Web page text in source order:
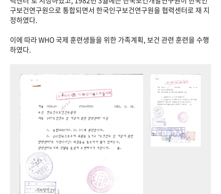
구보건연구원으로 통합되면서 한국인구보건연구원을 협력센터로 재 지
정하였다.
이에 따라 WHO 국제 훈련생들을 위한 가족계획, 보건 관련 훈련을 수행
하였다.